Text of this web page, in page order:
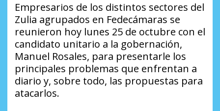
Empresarios de los distintos sectores del
Zulia agrupados en Fedecámaras se
reunieron hoy lunes 25 de octubre con el
candidato unitario a la gobernación,
Manuel Rosales, para presentarle los
principales problemas que enfrentan a
diario y, sobre todo, las propuestas para
atacarlos.